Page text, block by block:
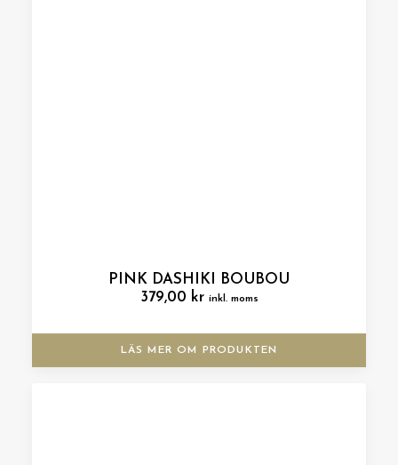
PINK DASHIKI BOUBOU
379,00 kr inkl. moms
LÄS MER OM PRODUKTEN